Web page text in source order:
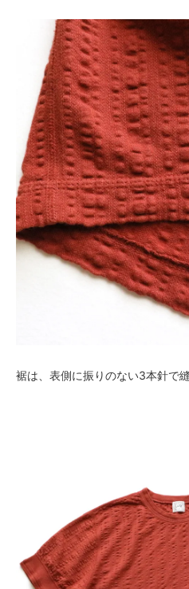
裾は、表側に振りのない3本針で